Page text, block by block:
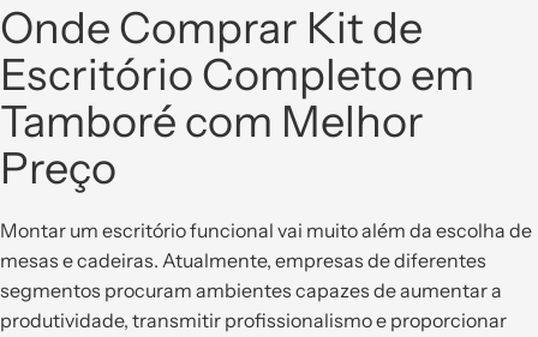
Onde Comprar Kit de
Escritório Completo em
Tamboré com Melhor
Preço
Montar um escritório funcional vai muito além da escolha de
mesas e cadeiras. Atualmente, empresas de diferentes
segmentos procuram ambientes capazes de aumentar a
produtividade, transmitir profissionalismo e proporcionar